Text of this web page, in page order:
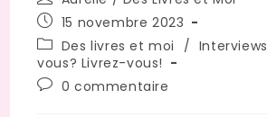
15 novembre 2023
Des livres et moi
/ Interviews
vous? Livrez-vous!
0 commentaire